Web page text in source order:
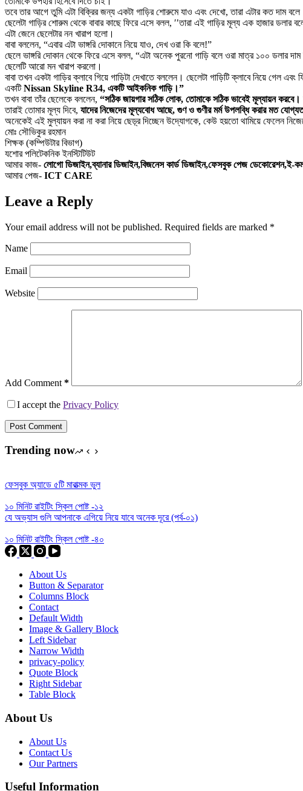
তবে তার আগে তুমি এটা বিক্রির জন্য একটা গাড়ির শোরুমে যাও এবং দেখো, তারা এটার কত দাম
ছেলেটা গাড়ির শোরুম থেকে বাবার কাছে ফিরে এসে বলল, ′′তারা এই গাড়ির মূল্য এক হাজার ডলার
এটা জেনে ছেলেটার নন খারাপ হলো।
বাবা বললেন, “এবার এটা ভাঙ্গরি দোকানে নিয়ে যাও, দেখ ওরা কি বলে!”
ছেলে ভাঙ্গরি দোকান থেকে ফিরে এসে বলল, “এটা অনেক পুরনো গাড়ি বলে ওরা মাত্র ১০০ ডলার দাম
ছেলেটি আরো মন খারাপ করলো।
বাবা তখন একটা গাড়ির ক্লাবে গিয়ে গাড়িটা দেখাতে বললেন। ছেলেটা গাড়িটি ক্লাবে নিয়ে
একটিNissan Skyline R34, একটি আইকনিক গাড়ি।”
তখন বাবা তাঁর ছেলেকে বললেন, “সঠিক জায়গার সঠিক লোক, তোমাকে সঠিক ভাবেই মূল্যায়ন
তারাই তোমার মূল্য দিবে, যাদের নিজেদের মূল্যবোধ আছে, গুণ ও গুণীর মর্ম উপলব্ধি করার মত
অনেকেই এই মুল্যায়ন করা না করা নিয়ে ছেড়্র দিচ্ছেন উদ্যোগকে, কেউ হয়তো থামিয়ে ফেলেন
মোঃ সৌভিকুর রহমান
শিক্ষক (কম্পিউটার বিভাগ)
যশোর পলিটেকনিক ইনস্টিটিউট
আমার কাজ- লোগো ডিজাইন,ব্যানার ডিজাইন,বিজনেস কার্ড ডিজাইন,ফেসবুক পেজ ডেকোরেশন,ই-
আমার পেজ- ICT CARE
Leave a Reply
Your email address will not be published. Required fields are marked *
Name
Email
Website
Add Comment *
I accept the Privacy Policy
Post Comment
Trending now
ফেসবুক অ্যাডে ৫টি মারাত্মক ভুল
১০ মিনিট রাইটিং স্কিল পোষ্ট -১২
যে অভ্যাস গুলি আপনাকে এগিয়ে নিয়ে যাবে অনেক দূরে (পর্ব-০১)
১০ মিনিট রাইটিং স্কিল পোষ্ট -৪০
About Us
Button & Separator
Columns Block
Contact
Default Width
Image & Gallery Block
Left Sidebar
Narrow Width
privacy-policy
Quote Block
Right Sidebar
Table Block
About Us
About Us
Contact Us
Our Partners
Useful Information